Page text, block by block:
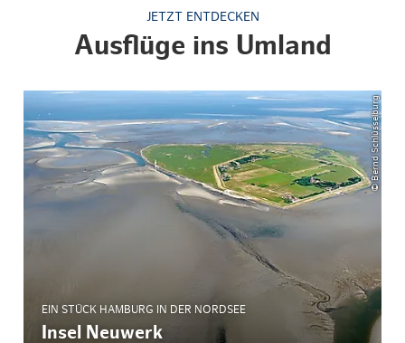
JETZT ENTDECKEN
Ausflüge ins Umland
© Bernd Schlüsselburg
EIN STÜCK HAMBURG IN DER NORDSEE
Insel Neuwerk